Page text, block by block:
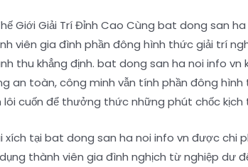
viên gia đình phần đông hình thức giải trí
thu khẳng định. bat dong san ha noi info
an toàn, công minh vẫn tính phần đông hình
cuốn để thưởng thức những phút chốc
tại bat dong san ha noi info vn được chi
thành viên gia đình nghịch từ nghiệp dư